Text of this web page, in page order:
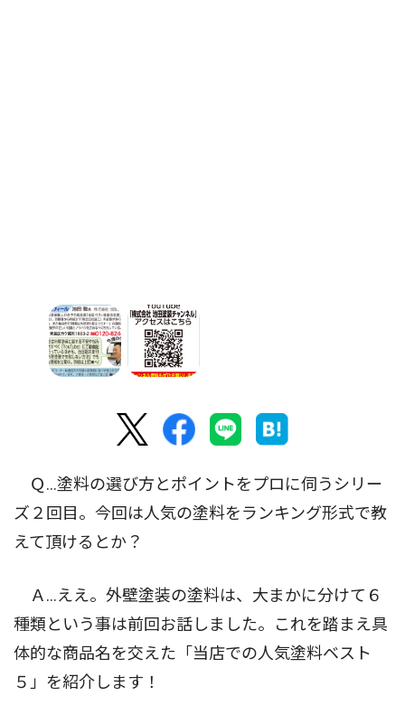
Ｑ...塗料の選び方とポイントをプロに伺うシリー
ズ２回目。今回は人気の塗料をランキング形式で教
えて頂けるとか？
Ａ...ええ。外壁塗装の塗料は、大まかに分けて６
種類という事は前回お話しました。これを踏まえ具
体的な商品名を交えた「当店での人気塗料ベスト
５」を紹介します！